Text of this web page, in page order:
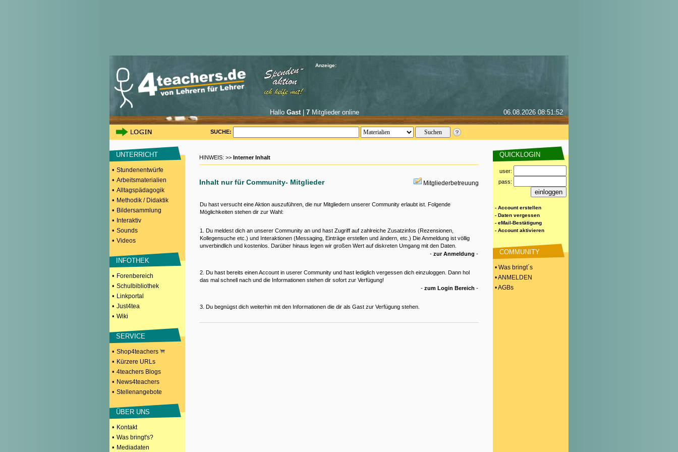
Anzeige:
Hallo Gast| 7Mitglieder online 06.08.2026 08:51:52
SUCHE:
UNTERRICHT
• Stundenentwürfe
• Arbeitsmaterialien
• Alltagspädagogik
• Methodik / Didaktik
• Bildersammlung
• Interaktiv
• Sounds
• Videos
INFOTHEK
• Forenbereich
• Schulbibliothek
• Linkportal
• Just4tea
• Wiki
SERVICE
• Shop4teachers
• Kürzere URLs
• 4teachers Blogs
• News4teachers
• Stellenangebote
ÜBER UNS
• Kontakt
• Was bringt's?
• Mediadaten
HINWEIS: >> Interner Inhalt
Inhalt nur für Community- Mitglieder Mitgliederbetreuung
Du hast versucht eine Aktion auszuführen, die nur Mitgliedern unserer Community erlaubt ist. Folgende
Möglichkeiten stehen dir zur Wahl:
1. Du meldest dich an unserer Community an und hast Zugriff auf zahlreiche Zusatzinfos (Rezensionen,
Kollegensuche etc.) und Interaktionen (Messaging, Einträge erstellen und ändern, etc.) Die Anmeldung ist völlig
unverbindlich und kostenlos. Darüber hinaus legen wir großen Wert auf diskreten Umgang mit den Daten.
- zur Anmeldung -
2. Du hast bereits einen Account in userer Community und hast lediglich vergessen dich einzuloggen. Dann hol
das mal schnell nach und die Informationen stehen dir sofort zur Verfügung!
- zum Login Bereich -
3. Du begnügst dich weiterhin mit den Informationen die dir als Gast zur Verfügung stehen.
QUICKLOGIN
user:
pass:
- Account erstellen
- Daten vergessen
- eMail-Bestätigung
- Account aktivieren
COMMUNITY
• Was bringt´s
• ANMELDEN
• AGBs